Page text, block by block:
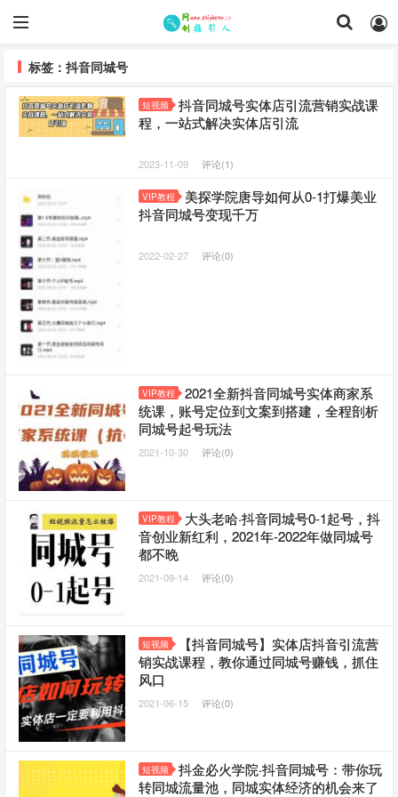
标签：抖音同城号
短视频
抖音同城号实体店引流营销实战课
程，一站式解决实体店引流
2023-11-09 评论(1)
VIP教程
美探学院唐导如何从0-1打爆美业
抖音同城号变现千万
2022-02-27 评论(0)
VIP教程
2021全新抖音同城号实体商家系
统课，账号定位到文案到搭建，全程剖析
同城号起号玩法
2021-10-30 评论(0)
VIP教程
大头老哈·抖音同城号0-1起号，抖
音创业新红利，2021年-2022年做同城号
都不晚
2021-09-14 评论(0)
短视频
【抖音同城号】实体店抖音引流营
销实战课程，教你通过同城号赚钱，抓住
风口
2021-06-15 评论(0)
短视频
抖金必火学院·抖音同城号：带你玩
转同城流量池，同城实体经济的机会来了